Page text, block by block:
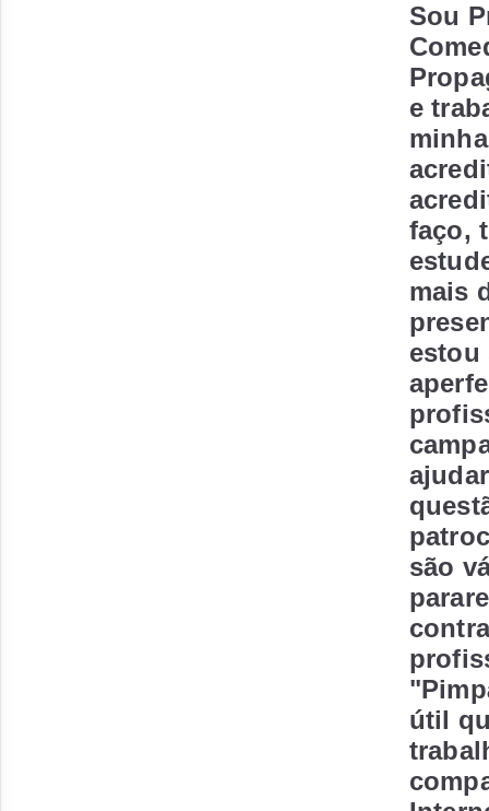
Sou
e
faço,
mais
estou
são
útil